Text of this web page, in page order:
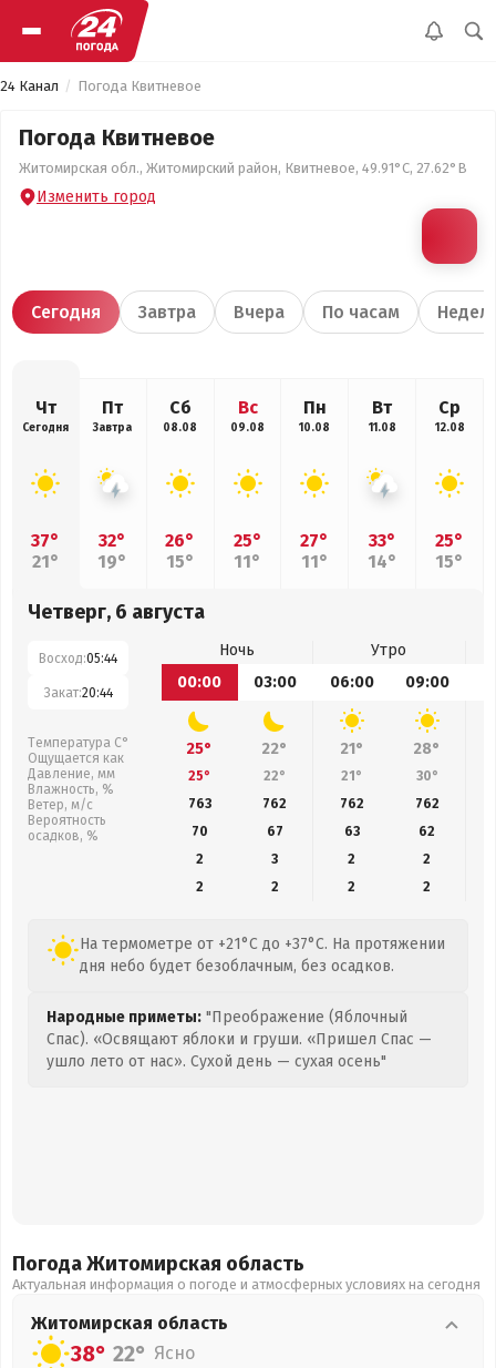
24 Канал Погода Квитневое
Погода Квитневое
Житомирская обл., Житомирский район, Квитневое, 49.91°С, 27.62°В
Изменить город
Сегодня Завтра Вчера По часам
Чт
Сегодня
37°
21°
Пт
Завтра
32°
19°
Сб
08.08
26°
15°
Вс
09.08
25°
11°
Пн
10.08
27°
11°
Вт
11.08
33°
14°
Ср
12.08
25°
15°
Четверг, 6 августа
Восход:05:44
Закат:20:44
Температура С°
Ощущается как
Давление, мм
Влажность, %
Ветер, м/с
Вероятность
осадков, %
Ночь
Утро
00:00
03:00 06:00 09:00
25° 22° 21° 28°
25° 22° 21° 30°
763
762 762 762
70
67 63 62
2
3 2
2
2
2 2 2
На термометре от +21°C до +37°C. На протяжении
дня небо будет безоблачным, без осадков.
Народные приметы: "Преображение (Яблочный
Спас). «Освящают яблоки и груши. «Пришел Спас —
ушло лето от нас». Сухой день — сухая осень"
Погода Житомирская область
Актуальная информация о погоде и атмосферных условиях на сегодня
Житомирская область
38° 22° Ясно